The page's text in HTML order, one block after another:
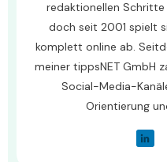
redaktionellen
doch seit 2001 spielt
komplett online ab.
meiner tippsNET GmbH
Social-Media-
Orientierung